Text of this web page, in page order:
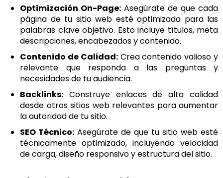
Optimización On-Page: Asegúrate de que cada
página de tu sitio web esté optimizada para las
palabras clave objetivo. Esto incluye títulos, meta
descripciones, encabezados y contenido.
Contenido de Calidad:Crea contenido valioso y
relevante que responda a las preguntas y
necesidades de tu audiencia.
Backlinks: Construye enlaces de alta calidad
desde otros sitios web relevantes para aumentar
la autoridad de tu sitio.
SEO Técnico: Asegúrate de que tu sitio web esté
técnicamente optimizado, incluyendo velocidad
de carga, diseño responsivo y estructura del sitio.